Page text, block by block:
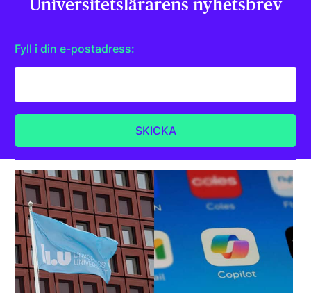
Universitets­lärarens nyhetsbrev
Fyll i din e-postadress: